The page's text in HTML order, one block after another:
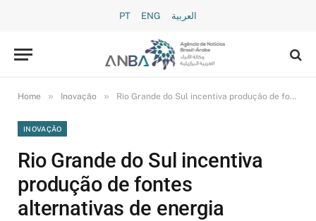
PT ENG العربية
Home » Inovação » Rio Grande do Sul incentiva produção de fontes alternativas de energia
INOVAÇÃO
Rio Grande do Sul incentiva
produção de fontes
alternativas de energia